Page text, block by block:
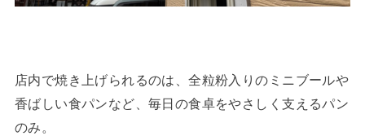
店内で焼き上げられるのは、全粒粉入りのミニブールや
香ばしい食パンなど、毎日の食卓をやさしく支えるパン
のみ。